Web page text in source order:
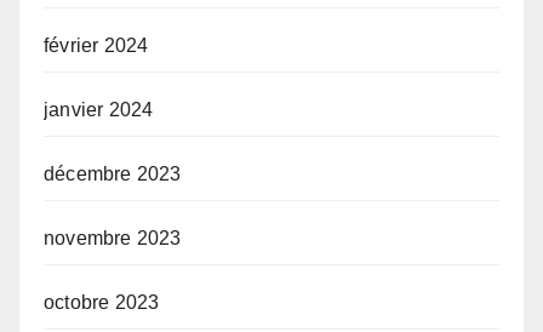
février 2024
janvier 2024
décembre 2023
novembre 2023
octobre 2023